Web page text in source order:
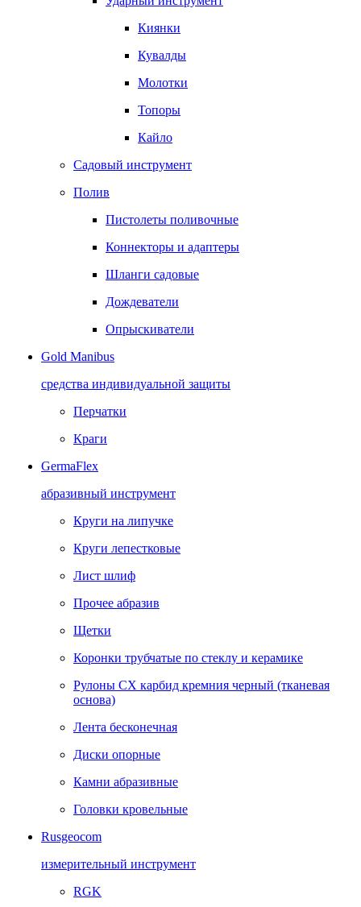
Киянки
Кувалды
Молотки
Топоры
Кайло
Садовый инструмент
Полив
Пистолеты поливочные
Коннекторы и адаптеры
Шланги садовые
Дождеватели
Опрыскиватели
Gold Manibus
средства индивидуальной защиты
Перчатки
Краги
GermaFlex
абразивный инструмент
Круги на липучке
Круги лепестковые
Лист шлиф
Прочее абразив
Щетки
Коронки трубчатые по стеклу и керамике
Рулоны CX карбид кремния черный (тканевая
основа)
Лента бесконечная
Диски опорные
Камни абразивные
Головки кровельные
Rusgeocom
измерительный инструмент
RGK